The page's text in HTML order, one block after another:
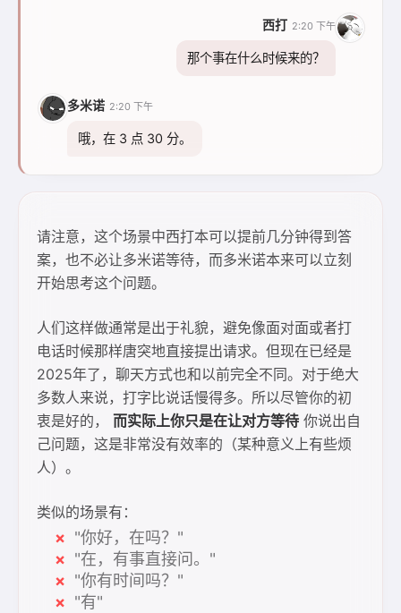
西打 2:20 下午
那个事在什么时候来的？
多米诺 2:20 下午
哦，在 3 点 30 分。
请注意，这个场景中西打本可以提前几分钟得到答
案，也不必让多米诺等待，而多米诺本来可以立刻
开始思考这个问题。
人们这样做通常是出于礼貌，避免像面对面或者打
电话时候那样唐突地直接提出请求。但现在已经是
2025年了，聊天方式也和以前完全不同。对于绝大
多数人来说，打字比说话慢得多。所以尽管你的初
衷是好的， 而实际上你只是在让对方等待 你说出自
己问题，这是非常没有效率的（某种意义上有些烦
人）。
类似的场景有：
"你好，在吗？"
"在，有事直接问。"
"你有时间吗？"
"有"